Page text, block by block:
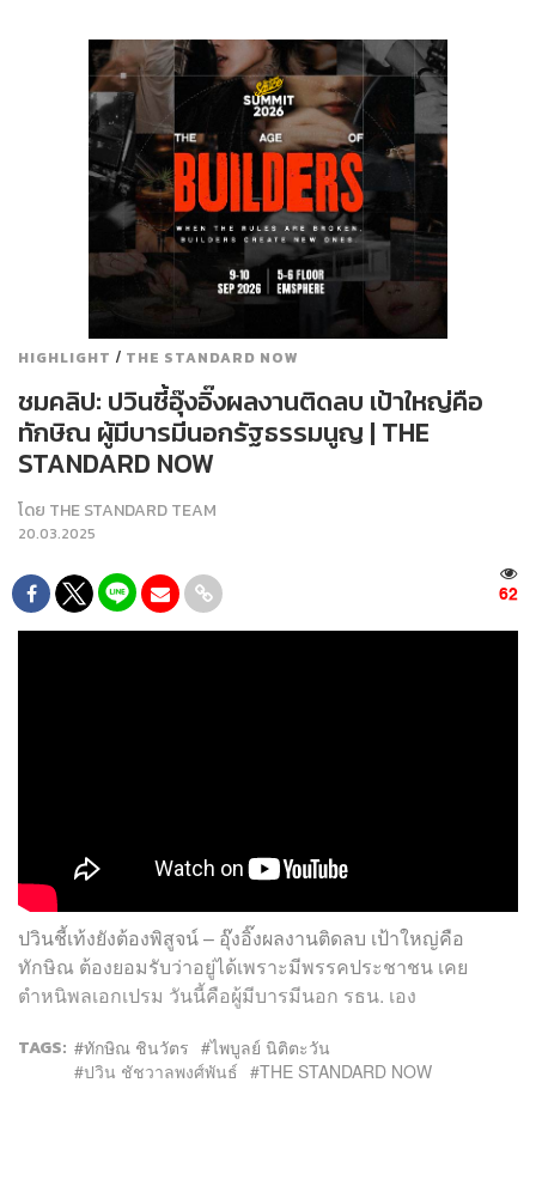
HIGHLIGHT / THE STANDARD NOW
ชมคลิป: ปวินชี้อุ๊งอิ๊งผลงานติดลบ เป้าใหญ่คือ
ทักษิณ ผู้มีบารมีนอกรัฐธรรมนูญ | THE
STANDARD NOW
โดย THE STANDARD TEAM
20.03.2025
62
ปวินชี้เท้งยังต้องพิสูจน์ – อุ๊งอิ๊งผลงานติดลบ เป้าใหญ่คือ
ทักษิณ ต้องยอมรับว่าอยู่ได้เพราะมีพรรคประชาชน เคย
ตำหนิพลเอกเปรม วันนี้คือผู้มีบารมีนอก รธน. เอง
TAGS: ทักษิณ ชินวัตร
ไพบูลย์ นิติตะวัน
ปวิน ชัชวาลพงศ์พันธ์
THE STANDARD NOW